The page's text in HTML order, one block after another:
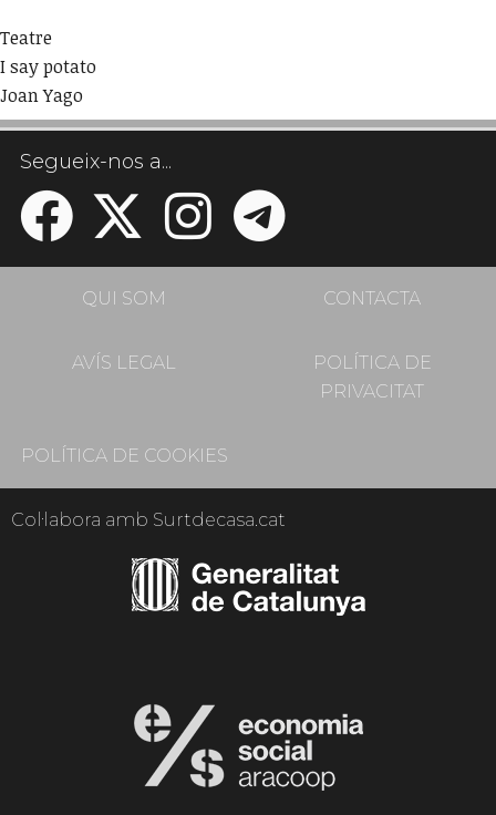
Teatre
I say potato
Joan Yago
Segueix-nos a...
QUI SOM CONTACTA
AVÍS LEGAL
POLÍTICA DE
PRIVACITAT
POLÍTICA DE COOKIES
Col·labora amb Surtdecasa.cat